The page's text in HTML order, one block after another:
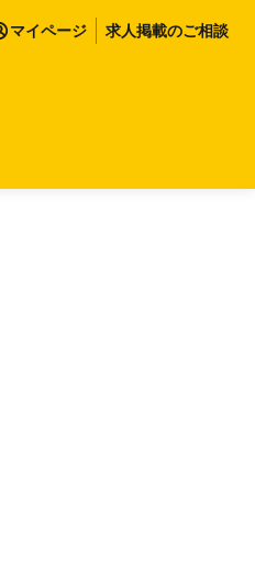
マイページ 求人掲載のご相談